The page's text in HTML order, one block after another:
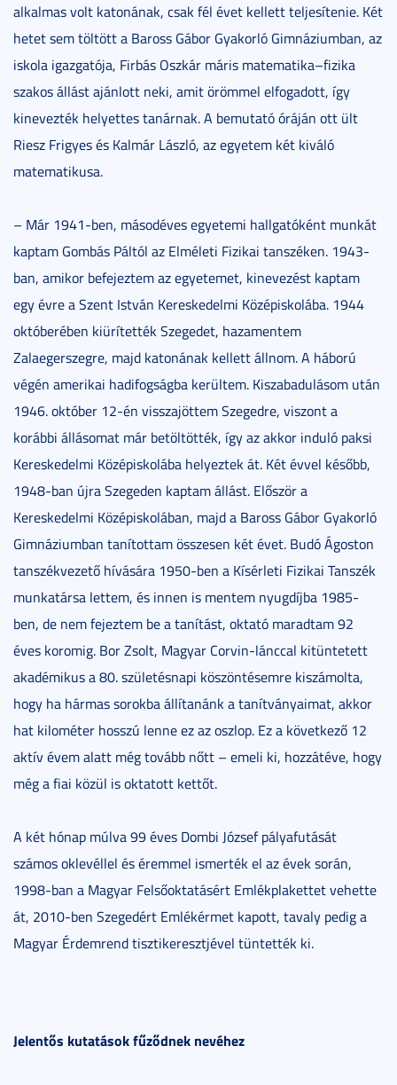
alkalmas volt katonának, csak fél évet kellett teljesítenie. Két
hetet sem töltött a Baross Gábor Gyakorló Gimnáziumban, az
iskola igazgatója, Firbás Oszkár máris matematika–fizika
szakos állást ajánlott neki, amit örömmel elfogadott, így
kinevezték helyettes tanárnak. A bemutató óráján ott ült
Riesz Frigyes és Kalmár László, az egyetem két kiváló
matematikusa.
– Már 1941-ben, másodéves egyetemi hallgatóként munkát
kaptam Gombás Páltól az Elméleti Fizikai tanszéken. 1943-
ban, amikor befejeztem az egyetemet, kinevezést kaptam
egy évre a Szent István Kereskedelmi Középiskolába. 1944
októberében kiürítették Szegedet, hazamentem
Zalaegerszegre, majd katonának kellett állnom. A háború
végén amerikai hadifogságba kerültem. Kiszabadulásom után
1946. október 12-én visszajöttem Szegedre, viszont a
korábbi állásomat már betöltötték, így az akkor induló paksi
Kereskedelmi Középiskolába helyeztek át. Két évvel később,
1948-ban újra Szegeden kaptam állást. Először a
Kereskedelmi Középiskolában, majd a Baross Gábor Gyakorló
Gimnáziumban tanítottam összesen két évet. Budó Ágoston
tanszékvezető hívására 1950-ben a Kísérleti Fizikai Tanszék
munkatársa lettem, és innen is mentem nyugdíjba 1985-
ben, de nem fejeztem be a tanítást, oktató maradtam 92
éves koromig. Bor Zsolt, Magyar Corvin-lánccal kitüntetett
akadémikus a 80. születésnapi köszöntésemre kiszámolta,
hogy ha hármas sorokba állítanánk a tanítványaimat, akkor
hat kilométer hosszú lenne ez az oszlop. Ez a következő 12
aktív évem alatt még tovább nőtt – emeli ki, hozzátéve, hogy
még a fiai közül is oktatott kettőt.
A két hónap múlva 99 éves Dombi József pályafutását
számos oklevéllel és éremmel ismerték el az évek során,
1998-ban a Magyar Felsőoktatásért Emlékplakettet vehette
át, 2010-ben Szegedért Emlékérmet kapott, tavaly pedig a
Magyar Érdemrend tisztikeresztjével tüntették ki.
Jelentős kutatások fűződnek nevéhez